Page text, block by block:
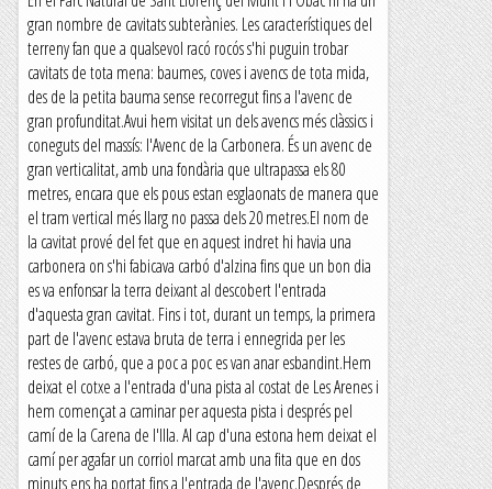
gran nombre de cavitats subterànies. Les característiques del
terreny fan que a qualsevol racó rocós s'hi puguin trobar
cavitats de tota mena: baumes, coves i avencs de tota mida,
des de la petita bauma sense recorregut fins a l'avenc de
gran profunditat.Avui hem visitat un dels avencs més clàssics i
coneguts del massís: l'Avenc de la Carbonera. És un avenc de
gran verticalitat, amb una fondària que ultrapassa els 80
metres, encara que els pous estan esglaonats de manera que
el tram vertical més llarg no passa dels 20 metres.El nom de
la cavitat prové del fet que en aquest indret hi havia una
carbonera on s'hi fabicava carbó d'alzina fins que un bon dia
es va enfonsar la terra deixant al descobert l'entrada
d'aquesta gran cavitat. Fins i tot, durant un temps, la primera
part de l'avenc estava bruta de terra i ennegrida per les
restes de carbó, que a poc a poc es van anar esbandint.Hem
deixat el cotxe a l'entrada d'una pista al costat de Les Arenes i
hem començat a caminar per aquesta pista i després pel
camí de la Carena de l'Illa. Al cap d'una estona hem deixat el
camí per agafar un corriol marcat amb una fita que en dos
minuts ens ha portat fins a l'entrada de l'avenc.Després de